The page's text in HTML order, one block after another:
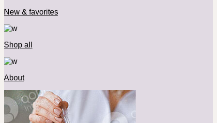
New & favorites
Shop all
About